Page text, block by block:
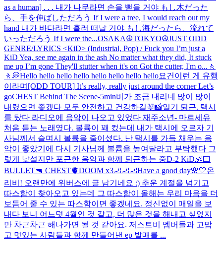
as a human] . . . 내가 나무라면 손을 뻗을 거야 もし木だった
ら、手を伸ばしただろう If I were a tree, I would reach out my
hand 내가 바다라면 흘러 떠날 거야 もし海だったら、流れて
いっただろう If I were the...OSAKA☮️TOKYO☮️JUST ODD
GENRE/LYRICS <KiD> (Industrial, Pop) / Fuck you I’m just a
KiD Yea, see me again in the ash No matter what they did, It stuck
me up I’m gone They'll stutter when it's on Got the cutter, I'm o... 🚶
🚶💭Hello hello hello hello hello hello hello hello요건 이런 게 유행
이라며 [ODD TOUR] It’s really, really just around the corner Let’s
goCHEST Behind The Scene-5min비가 조금 내리네 많이 많이
내렸으면 좋겠다 모두 안전하고 건강하길꽃📸일기 퇴근. 택시
를 탔다 라디오에 음악이 나오고 있었다 재주소년- 마르세유
처음 듣는 노래였다. 볼륨이 꽤 컸는데 내가 택시에 오르자 기
사님께서 슬며시 볼륨을 줄이셨다. 난 택시를 가득 채우는 음
악이 좋았기에 다시 기사님께 볼륨을 높여달라고 부탁했다 그
렇게 낯설지만 포근한 음악과 함께 퇴근하는 중D-2 KiD👶🏻
BULLET🔫 CHEST🫀DOOM x3🦶🦶🦶Have a good day🌸🤍온
리비! 오랜만에 위버스에 글 남기네요 :) 추운 계절을 넘기고
따스함이 찾아오고 있는데 그 따스함이 올해는 우리 마음을 더
보듬어 줄 수 있는 따스함이면 좋겠네요. 정신없이 매일을 보
내다 보니 어느덧 4월인 것 같고, 더 많은 것을 해내고 싶었지
만 차근차근 해나가면 될 것 같아요. 저스트비 멤버들과 고맙
고 멋있는 사람들과 함께 만들어낸 ep 발매를 ...